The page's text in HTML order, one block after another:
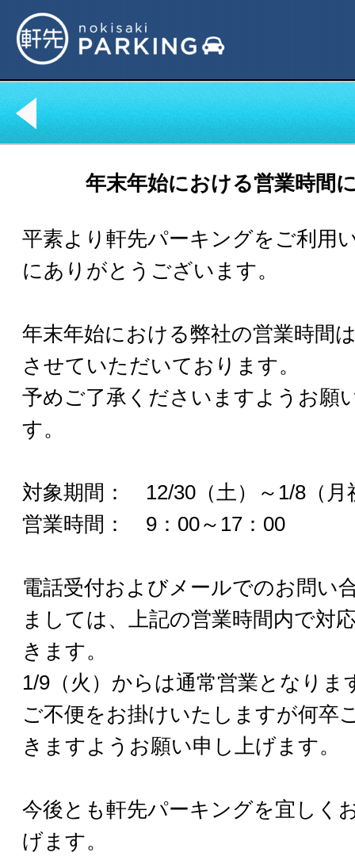
年末年始における営業時間
平素より軒先パーキングをご利用
にありがとうございます。
年末年始における弊社の営業時間
させていただいております。
予めご了承くださいますようお願
す。
対象期間： 12/30（土）～1/8（月
営業時間： 9：00～17：00
電話受付およびメールでのお問い
ましては、上記の営業時間内で対
きます。
1/9（火）からは通常営業となりま
ご不便をお掛けいたしますが何卒
きますようお願い申し上げます。
今後とも軒先パーキングを宜しく
げます。